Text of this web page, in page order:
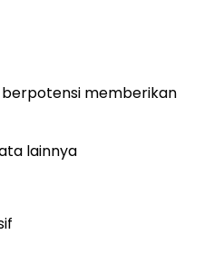
memberikan
lainnya